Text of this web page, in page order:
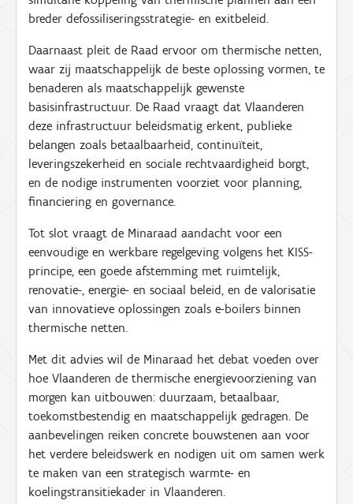
breder defossiliseringsstrategie- en exitbeleid.
Daarnaast pleit de Raad ervoor om thermische netten,
waar zij maatschappelijk de beste oplossing vormen, te
benaderen als maatschappelijk gewenste
basisinfrastructuur. De Raad vraagt dat Vlaanderen
deze infrastructuur beleidsmatig erkent, publieke
belangen zoals betaalbaarheid, continuïteit,
leveringszekerheid en sociale rechtvaardigheid borgt,
en de nodige instrumenten voorziet voor planning,
financiering en governance.
Tot slot vraagt de Minaraad aandacht voor een
eenvoudige en werkbare regelgeving volgens het KISS-
principe, een goede afstemming met ruimtelijk,
renovatie-, energie- en sociaal beleid, en de valorisatie
van innovatieve oplossingen zoals e-boilers binnen
thermische netten.
Met dit advies wil de Minaraad het debat voeden over
hoe Vlaanderen de thermische energievoorziening van
morgen kan uitbouwen: duurzaam, betaalbaar,
toekomstbestendig en maatschappelijk gedragen. De
aanbevelingen reiken concrete bouwstenen aan voor
het verdere beleidswerk en nodigen uit om samen werk
te maken van een strategisch warmte- en
koelingstransitiekader in Vlaanderen.